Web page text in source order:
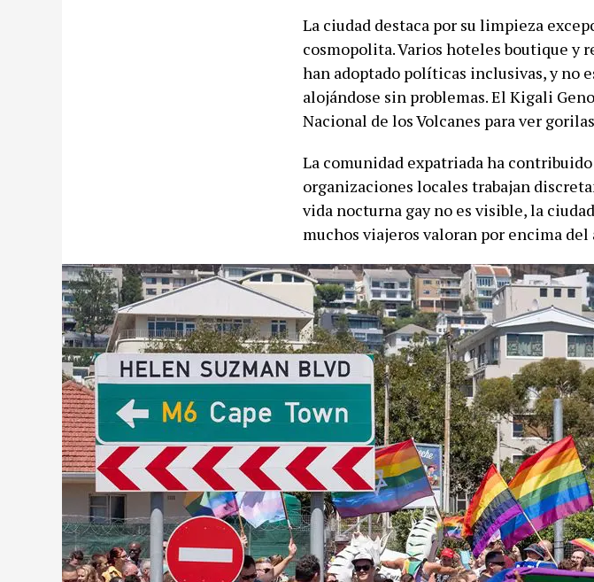
La ciudad destaca por su limpieza
cosmopolita. Varios hoteles boutique y
han adoptado políticas inclusivas, y no
alojándose sin problemas. El Kigali
Nacional de los Volcanes para ver
La comunidad expatriada ha contribuido
organizaciones locales trabajan
vida nocturna gay no es visible, la
muchos viajeros valoran por encima